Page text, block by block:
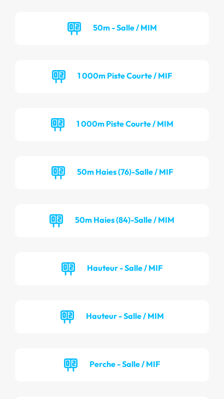
50m - Salle / MIM
1 000m Piste Courte / MIF
1 000m Piste Courte / MIM
50m Haies (76)-Salle / MIF
50m Haies (84)-Salle / MIM
Hauteur - Salle / MIF
Hauteur - Salle / MIM
Perche - Salle / MIF